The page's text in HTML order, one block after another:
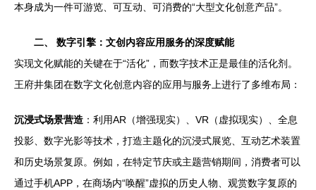
本身成为一件可游览、可互动、可消费的“大型文化创意产品”。
二、 数字引擎：文创内容应用服务的深度赋能
实现文化赋能的关键在于“活化”，而数字技术正是最佳的活化剂。
王府井集团在数字文化创意内容的应用与服务上进行了多维布局：
沉浸式场景营造 ：利用AR（增强现实）、VR（虚拟现实）、全息
投影、数字光影等技术，打造主题化的沉浸式展览、互动艺术装置
和历史场景复原。例如，在特定节庆或主题营销期间，消费者可以
通过手机APP，在商场内“唤醒”虚拟的历史人物、观赏数字复原的